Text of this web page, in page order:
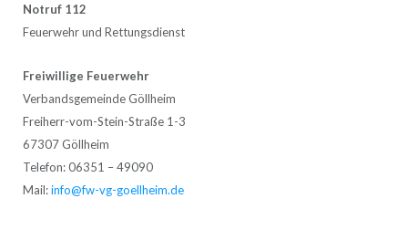
Notruf 112
Feuerwehr und Rettungsdienst
Freiwillige Feuerwehr
Verbandsgemeinde Göllheim
Freiherr-vom-Stein-Straße 1-3
67307 Göllheim
Telefon: 06351 – 49090
Mail:info@fw-vg-goellheim.de